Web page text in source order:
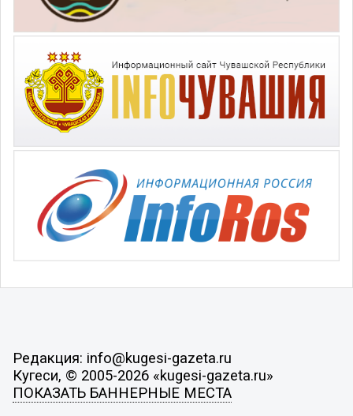
Редакция: info@kugesi-gazeta.ru
Кугеси, © 2005-2026 «kugesi-gazeta.ru»
ПОКАЗАТЬ БАННЕРНЫЕ МЕСТА